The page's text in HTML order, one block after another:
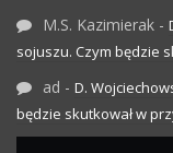
M.S. Kazimierak -
sojuszu. Czym będzie
ad - D.
będzie skutkował w